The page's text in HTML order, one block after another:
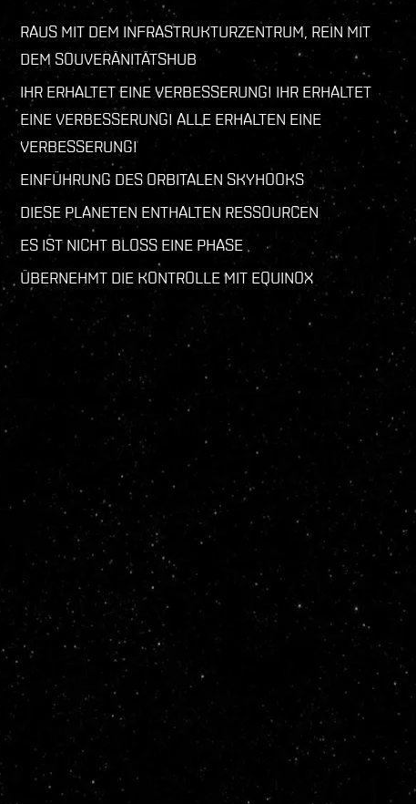
RAUS MIT DEM INFRASTRUKTURZENTRUM, REIN MIT
DEM SOUVERÄNITÄTSHUB
IHR ERHALTET EINE VERBESSERUNG! IHR ERHALTET
EINE VERBESSERUNG! ALLE ERHALTEN EINE
VERBESSERUNG!
EINFÜHRUNG DES ORBITALEN SKYHOOKS
DIESE PLANETEN ENTHALTEN RESSOURCEN
ES IST NICHT BLOSS EINE PHASE
ÜBERNEHMT DIE KONTROLLE MIT EQUINOX